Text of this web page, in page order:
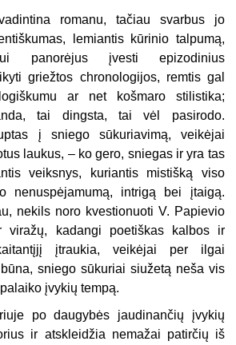
romanu, tačiau svarbus jo
lemiantis kūrinio talpumą,
panorėjus įvesti epizodinius
griežtos chronologijos, remtis gal
ar net košmaro stilistika;
tai dingsta, tai vėl pasirodo.
į sniego sūkuriavimą, veikėjai
laukus, – ko gero, sniegas ir yra tas
veiksnys, kuriantis mistišką viso
nenuspėjamumą, intrigą bei įtaigą.
nekils noro kvestionuoti V. Papievio
viražų, kadangi poetiškas kalbos ir
įtraukia, veikėjai per ilgai
sniego sūkuriai siužetą neša vis
įvykių tempą.
po daugybės jaudinančių įvykių
ir atskleidžia nemažai patirčių iš